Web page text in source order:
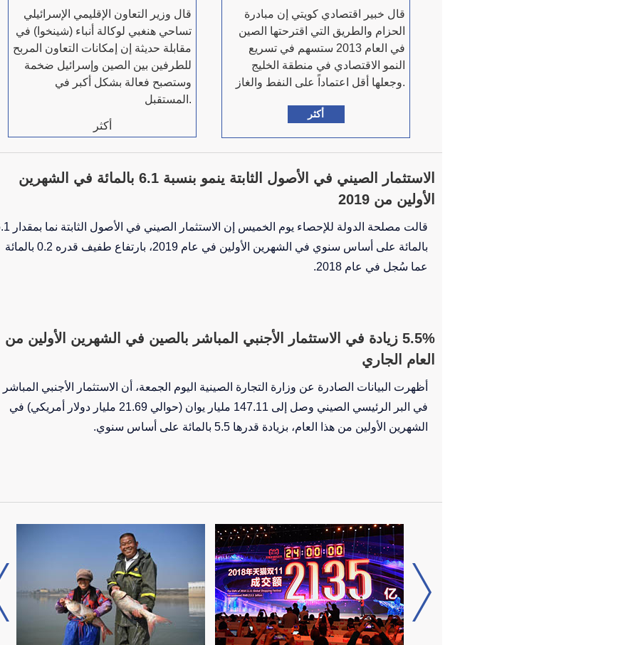
قال وزير التعاون الإقليمي الإسرائيلي
تساحي هنغبي لوكالة أنباء (شينخوا) في
مقابلة حديثة إن إمكانات التعاون المربح
للطرفين بين الصين وإسرائيل ضخمة
وستصبح فعالة بشكل أكبر في
المستقبل.
أكثر
قال خبير اقتصادي كويتي إن مبادرة
الحزام والطريق التي اقترحتها الصين
في العام 2013 ستسهم في تسريع
النمو الاقتصادي في منطقة الخليج
وجعلها أقل اعتماداً على النفط والغاز.
أكثر
الاستثمار الصيني في الأصول الثابتة ينمو بنسبة 6.1 بالمائة في الشهرين
الأولين من 2019
قالت مصلحة الدولة للإحصاء يوم الخميس إن
بالمائة على أساس سنوي في الشهرين الأولين في عام 2019، بارتفاع طفيف قدره 0.2 بالمائة
عما سُجل في عام 2018.
5.5% زيادة في الاستثمار الأجنبي المباشر بالصين في الشهرين الأولين من
العام الجاري
أظهرت البيانات الصادرة عن وزارة التجارة الصينية اليوم الجمعة، أن الاستثمار الأجنبي المباشر
في البر الرئيسي الصيني وصل إلى 147.11 مليار يوان (حوالي 21.69 مليار دولار أمريكي) في
الشهرين الأولين من هذا العام، بزيادة قدرها 5.5 بالمائة على أساس سنوي.